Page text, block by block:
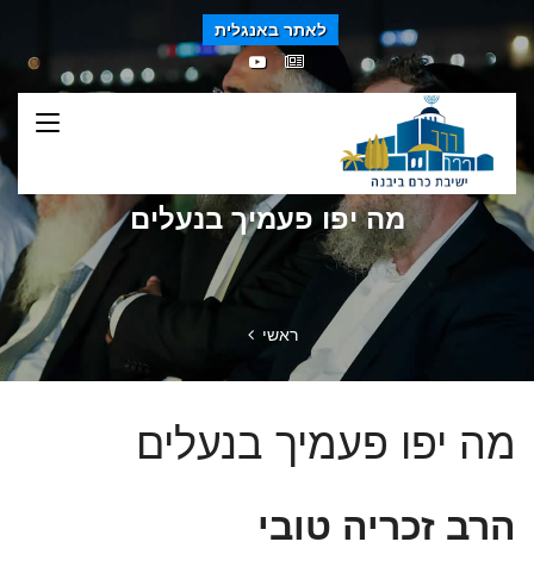
לאתר באנגלית
מה יפו פעמיך בנעלים
ראשי
מה יפו פעמיך בנעלים
הרב זכריה טובי